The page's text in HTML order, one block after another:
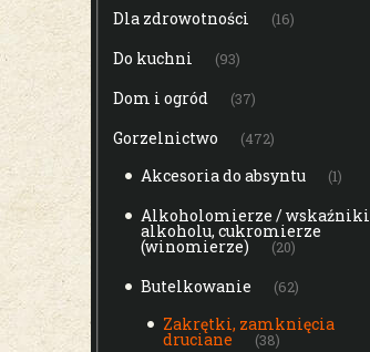
Dla zdrowotności (16)
Do kuchni (93)
Dom i ogród (37)
Gorzelnictwo (472)
Akcesoria do absyntu (1)
Alkoholomierze / wskaźniki
alkoholu, cukromierze
(winomierze) (20)
Butelkowanie (62)
Zakrętki, zamknięcia
druciane (38)